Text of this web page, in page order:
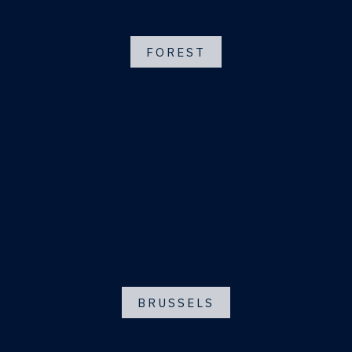
FOREST
BRUSSELS